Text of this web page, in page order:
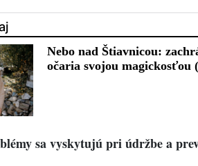
sa vyskytujú pri údržbe a